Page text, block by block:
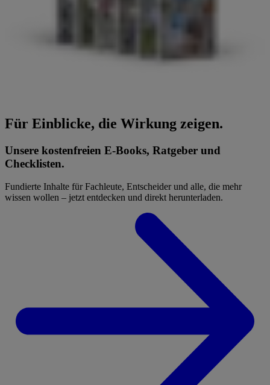
Für Einblicke, die Wirkung zeigen.
Unsere kostenfreien E-Books, Ratgeber und
Checklisten.
Fundierte Inhalte für Fachleute, Entscheider und alle, die mehr
wissen wollen – jetzt entdecken und direkt herunterladen.